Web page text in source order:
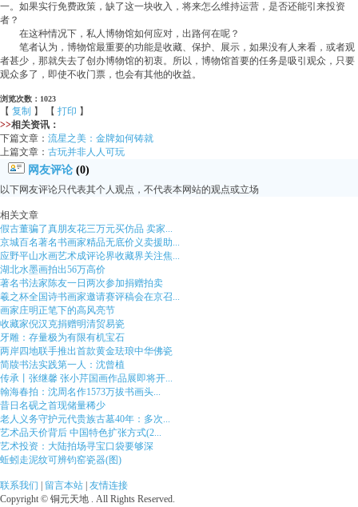
一。如果实行免费政策，缺了这一块收入，将来怎么维持运营，是否还能引来投资
者？
在这种情况下，私人博物馆如何应对，出路何在呢？
笔者认为，博物馆最重要的功能是收藏、保护、展示，如果没有人来看，或者观
者甚少，那就失去了创办博物馆的初衷。所以，博物馆首要的任务是吸引观众，只要
观众多了，即使不收门票，也会有其他的收益。
浏览次数：1023
【 复制 】 【 打印 】
>>相关资讯：
下篇文章： 流星之美：金牌如何铸就
上篇文章： 古玩并非人人可玩
网友评论 (0)
以下网友评论只代表其个人观点，不代表本网站的观点或立场
相关文章
假古董骗了真朋友花三万元买仿品 卖家...
京城百名著名书画家精品无底价义卖援助...
应野平山水画艺术成评论界收藏界关注焦...
湖北水墨画拍出56万高价
著名书法家陈友一日两次参加捐赠拍卖
羲之杯全国诗书画家邀请赛评稿会在京召...
画家庄明正笔下的高风亮节
收藏家倪汉克捐赠明清贸易瓷
牙雕：存量极为有限有机宝石
两岸四地联手推出首款黄金珐琅中华佛瓷
简牍书法实践第一人：沈曾植
传承丨张继馨 张小芹国画作品展即将开...
翰海春拍：沈周名作1573万拔书画头...
昔日名砚之首现储量稀少
老人义务守护元代贵族古墓40年：多次...
艺术品天价背后 中国特色扩张方式(2...
艺术投资：大陆拍场寻宝口袋要够深
蚯蚓走泥纹可辨钧窑瓷器(图)
联系我们 留言本站 友情连接
Copyright © 铜元天地 . All Rights Reserved.